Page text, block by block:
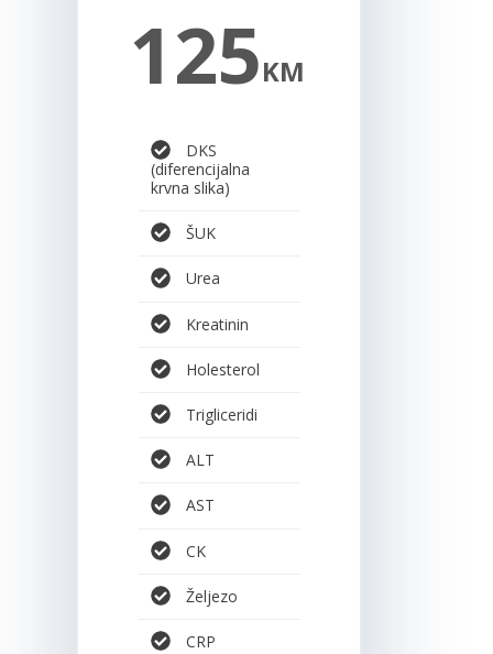
125KM
DKS
(diferencijalna
krvna slika)
ŠUK
Urea
Kreatinin
Holesterol
Trigliceridi
ALT
AST
CK
Željezo
CRP